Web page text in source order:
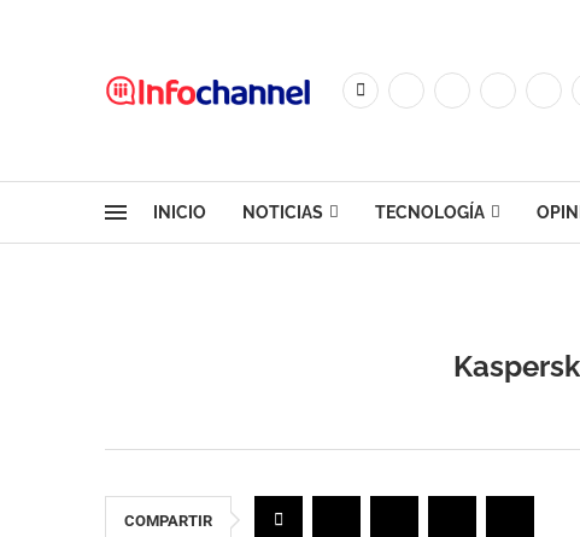
INICIO NOTICIAS TECNOLOGÍA
COMPARTIR